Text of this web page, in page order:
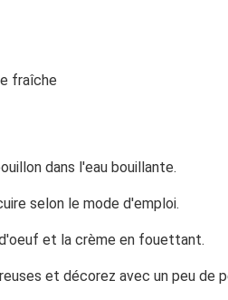
fraîche
dans l'eau bouillante.
selon le mode d'emploi.
et la crème en fouettant.
et décorez avec un peu de